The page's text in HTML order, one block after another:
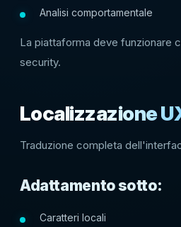
Analisi comportamentale
La piattaforma deve funzionare
security.
Localizzazione
Traduzione completa
Adattamento sotto:
Caratteri locali